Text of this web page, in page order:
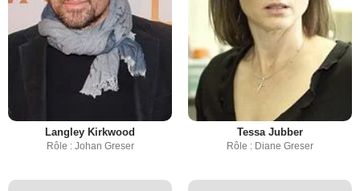
Langley Kirkwood
Rôle : Johan Greser
Tessa Jubber
Rôle : Diane Greser